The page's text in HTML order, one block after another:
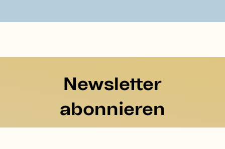
Newsletter
abonnieren